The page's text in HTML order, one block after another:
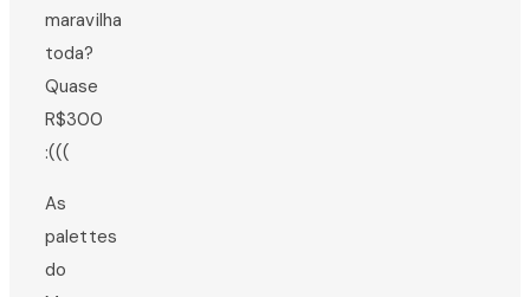
maravilha
toda?
Quase
R$300
:(((
As
palettes
do